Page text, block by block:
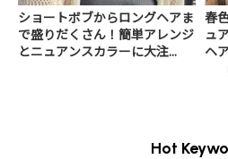
ショートボブからロングヘアま
で盛りだくさん！簡単アレンジ
とニュアンスカラーに大注...
春
ュ
ヘ
Hot